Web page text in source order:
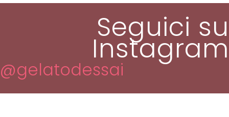
Seguici su
Instagram
@gelatodessai